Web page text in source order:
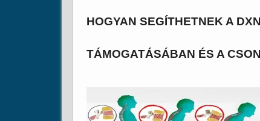
HOGYAN SEGÍTHETNEK A
TÁMOGATÁSÁBAN ÉS A